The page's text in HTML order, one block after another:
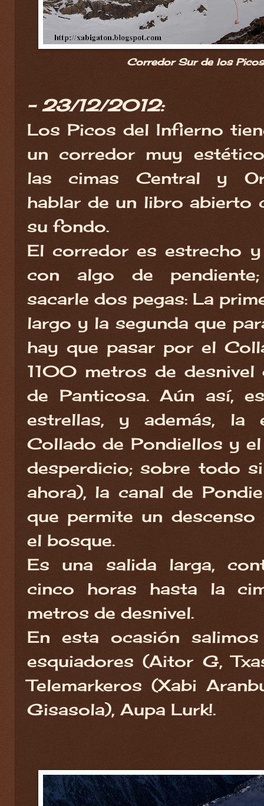
Corredor Sur de los
- 23/12/2012:
Los Picos del Infierno
un corredor muy
las cimas Central y
hablar de un libro abierto
su fondo.
El corredor es estrecho
con algo de
sacarle dos pegas: La
largo y la segunda que
hay que pasar por el
1100 metros de desnivel
de Panticosa. Aún así,
estrellas, y además, la
Collado de Pondiellos y
desperdicio; sobre todo
ahora), la canal de
que permite un
el bosque.
Es una salida larga,
cinco horas hasta la
metros de desnivel.
En esta ocasión
esquiadores (Aitor G,
Telemarkeros (Xabi
Gisasola), Aupa Lurk!.